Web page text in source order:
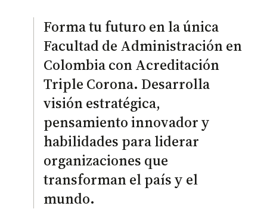
Forma tu futuro en la única
Facultad de Administración en
Colombia con Acreditación
Triple Corona. Desarrolla
visión estratégica,
pensamiento innovador y
habilidades para liderar
organizaciones que
transforman el país y el
mundo.